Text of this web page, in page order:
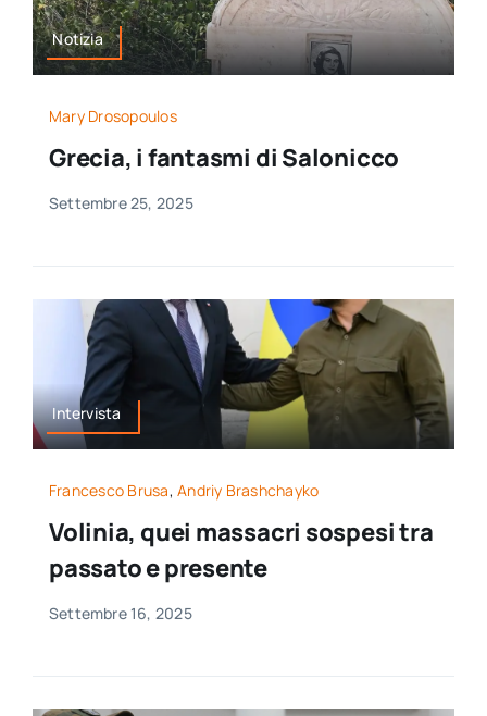
Ita
Notizia
Mary Drosopoulos
Grecia, i fantasmi di Salonicco
Settembre 25, 2025
Intervista
Francesco Brusa,Andriy Brashchayko
Volinia, quei massacri sospesi tra
passato e presente
Settembre 16, 2025